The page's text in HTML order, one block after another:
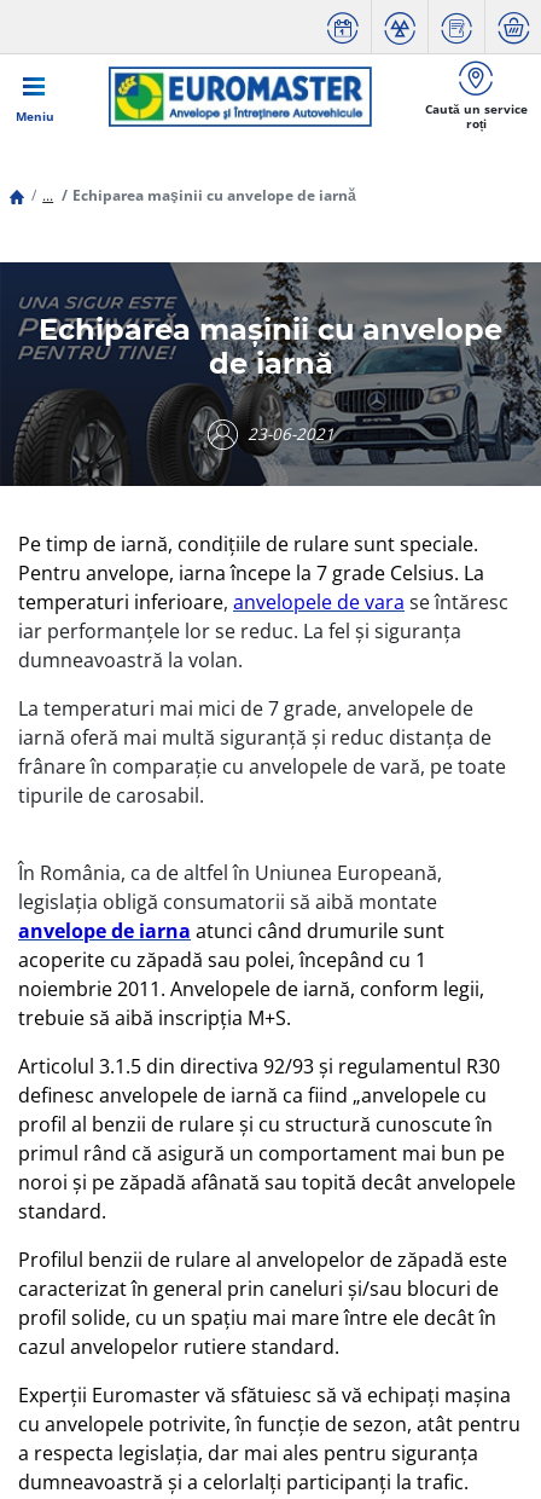
Meniu
Caută un service
roți
... Echiparea maşinii cu anvelope de iarnă
Echiparea maşinii cu anvelope
de iarnă
23-06-2021
Pe timp de iarnă, condiţiile de rulare sunt speciale.
Pentru anvelope, iarna începe la 7 grade Celsius. La
temperaturi inferioare, anvelopele de vara se întăresc
iar performanţele lor se reduc. La fel și siguranța
dumneavoastră la volan.
La temperaturi mai mici de 7 grade, anvelopele de
iarnă oferă mai multă siguranţă şi reduc distanţa de
frânare în comparaţie cu anvelopele de vară, pe toate
tipurile de carosabil.
În România, ca de altfel în Uniunea Europeană,
legislaţia obligă consumatorii să aibă montate
anvelope de iarna atunci când drumurile sunt
acoperite cu zăpadă sau polei, începând cu 1
noiembrie 2011. Anvelopele de iarnă, conform legii,
trebuie să aibă inscripţia M+S.
Articolul 3.1.5 din directiva 92/93 şi regulamentul R30
definesc anvelopele de iarnă ca fiind „anvelopele cu
profil al benzii de rulare şi cu structură cunoscute în
primul rând că asigură un comportament mai bun pe
noroi şi pe zăpadă afânată sau topită decât anvelopele
standard.
Profilul benzii de rulare al anvelopelor de zăpadă este
caracterizat în general prin caneluri şi/sau blocuri de
profil solide, cu un spaţiu mai mare între ele decât în
cazul anvelopelor rutiere standard.
Experţii Euromaster vă sfătuiesc să vă echipaţi maşina
cu anvelopele potrivite, în funcţie de sezon, atât pentru
a respecta legislaţia, dar mai ales pentru siguranţa
dumneavoastră şi a celorlalţi participanţi la trafic.